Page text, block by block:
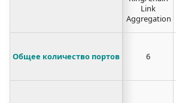
Общее количество портов
Link
Aggregation
6